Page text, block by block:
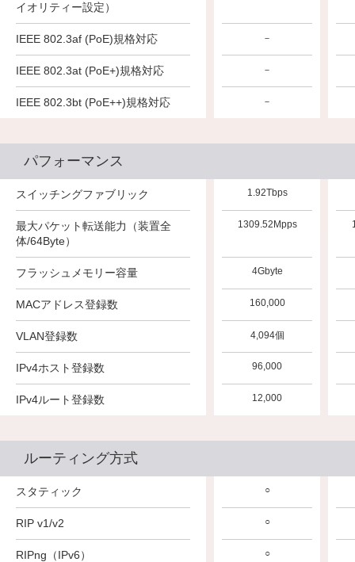
イオリティー設定）
IEEE 802.3af (PoE)規格対応
IEEE 802.3at (PoE+)規格対応
IEEE 802.3bt (PoE++)規格対応
－
－
－
パフォーマンス
スイッチングファブリック
最大パケット転送能力（装置全
体/64Byte）
フラッシュメモリー容量
MACアドレス登録数
VLAN登録数
IPv4ホスト登録数
IPv4ルート登録数
1.92Tbps
1309.52Mpps
4Gbyte
160,000
4,094個
96,000
12,000
ルーティング方式
スタティック
RIP v1/v2
RIPng（IPv6）
○
○
○